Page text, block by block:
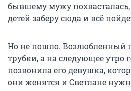
бывшему мужу похвасталась,
детей заберу сюда и всё
Но не пошло. Возлюбленный
трубки, а на следующее утро
позвонила его девушка,
они женятся и Светлане